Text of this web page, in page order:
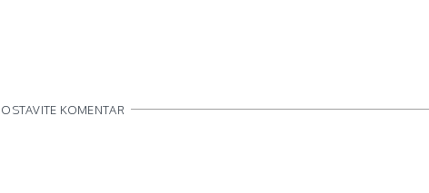
OSTAVITE KOMENTAR